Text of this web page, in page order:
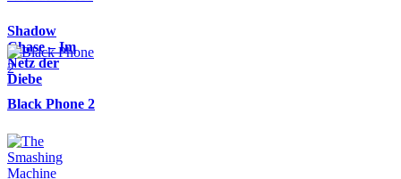
Shadow
Chase – Im
Netz der
Diebe
Black Phone 2